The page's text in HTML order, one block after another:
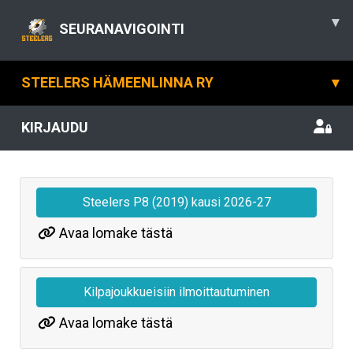
SEURANAVIGOINTI ▾
STEELERS HÄMEENLINNA RY ▾
KIRJAUDU
Steelers P8 (2019) kausi 2026-27
Avaa lomake tästä
Kilpajoukkueisiin ilmoittautuminen
Avaa lomake tästä